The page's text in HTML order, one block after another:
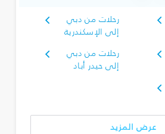
رحلات من دبي
إلى الإسكندرية
رحلات من دبي
إلى حيدر أباد
عرض المزيد